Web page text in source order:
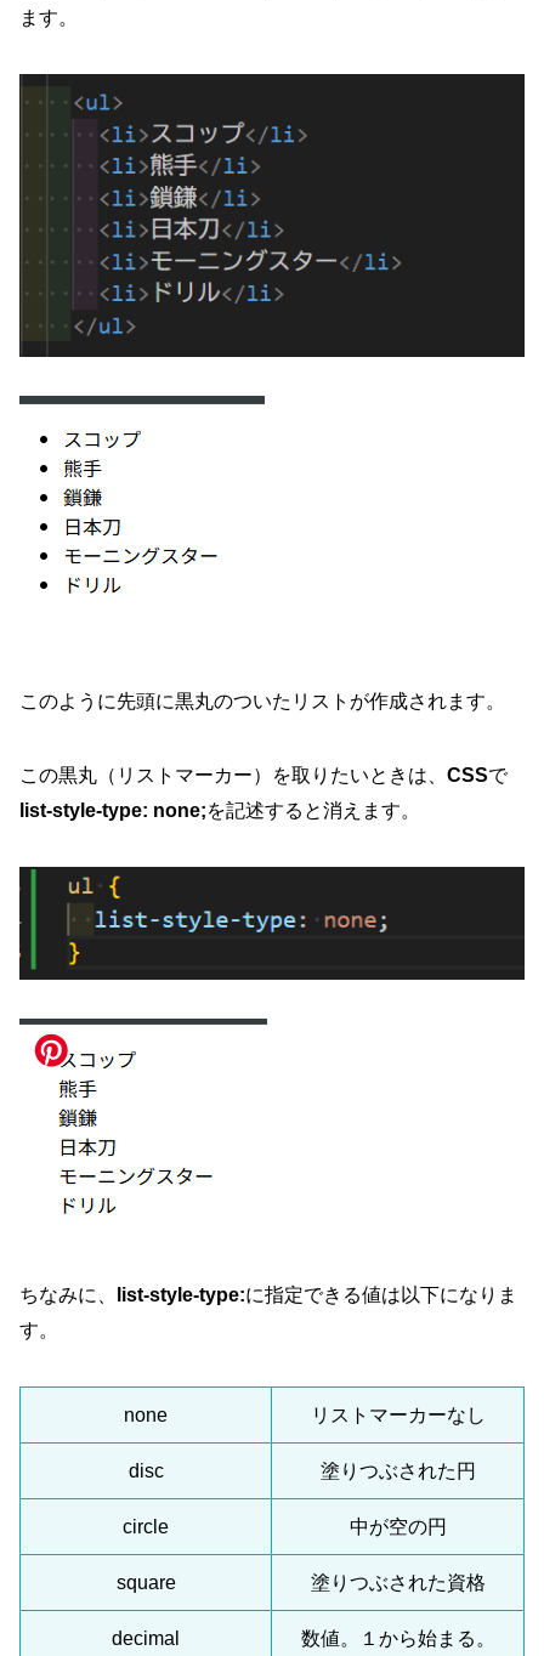
ます。
このように先頭に黒丸のついたリストが作成されます。
この黒丸（リストマーカー）を取りたいときは、 CSSで
list-style-type: none;を記述すると消えます。
ちなみに、 list-style-type:に指定できる値は以下になりま
す。
none リストマーカーなし
disc 塗りつぶされた円
circle 中が空の円
square 塗りつぶされた資格
decimal 数値。１から始まる。